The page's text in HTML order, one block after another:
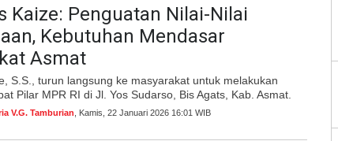
Kaize: Penguatan Nilai-Nilai
Kebutuhan Mendasar
Asmat
S.S., turun langsung ke masyarakat untuk melakukan
Pilar MPR RI di Jl. Yos Sudarso, Bis Agats, Kab. Asmat.
V.G. Tamburian , Kamis, 22 Januari 2026 16:01 WIB